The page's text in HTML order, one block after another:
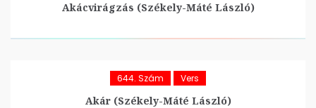
Akácvirágzás (Székely-Máté László)
644. Szám Vers
Akár (Székely-Máté László)